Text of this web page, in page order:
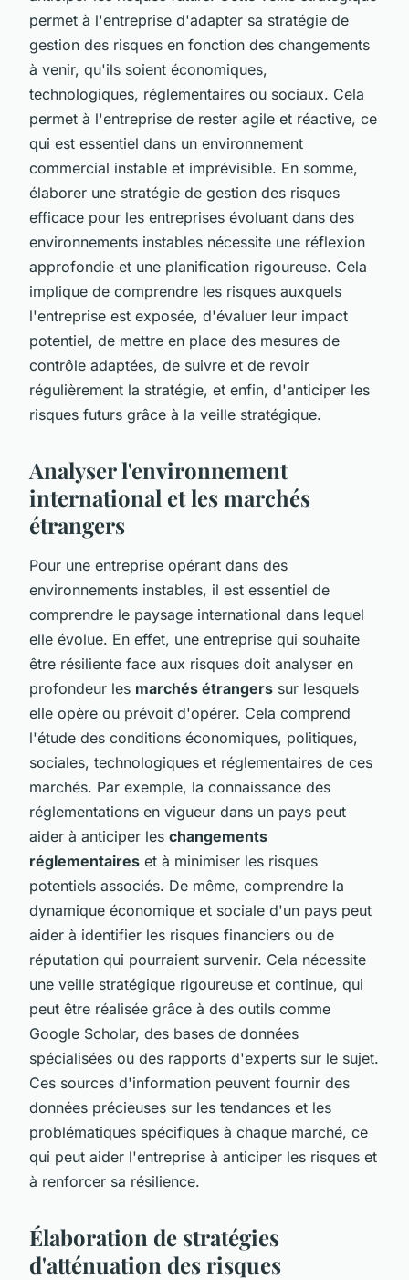
permet à l'entreprise d'adapter sa stratégie de
gestion des risques en fonction des changements
à venir, qu'ils soient économiques,
technologiques, réglementaires ou sociaux. Cela
permet à l'entreprise de rester agile et réactive, ce
qui est essentiel dans un environnement
commercial instable et imprévisible. En somme,
élaborer une stratégie de gestion des risques
efficace pour les entreprises évoluant dans des
environnements instables nécessite une réflexion
approfondie et une planification rigoureuse. Cela
implique de comprendre les risques auxquels
l'entreprise est exposée, d'évaluer leur impact
potentiel, de mettre en place des mesures de
contrôle adaptées, de suivre et de revoir
régulièrement la stratégie, et enfin, d'anticiper les
risques futurs grâce à la veille stratégique.
Analyser l'environnement
international et les marchés
étrangers
Pour une entreprise opérant dans des
environnements instables, il est essentiel de
comprendre le paysage international dans lequel
elle évolue. En effet, une entreprise qui souhaite
être résiliente face aux risques doit analyser en
profondeur les marchés étrangers sur lesquels
elle opère ou prévoit d'opérer. Cela comprend
l'étude des conditions économiques, politiques,
sociales, technologiques et réglementaires de ces
marchés. Par exemple, la connaissance des
réglementations en vigueur dans un pays peut
aider à anticiper les changements
réglementaires et à minimiser les risques
potentiels associés. De même, comprendre la
dynamique économique et sociale d'un pays peut
aider à identifier les risques financiers ou de
réputation qui pourraient survenir. Cela nécessite
une veille stratégique rigoureuse et continue, qui
peut être réalisée grâce à des outils comme
Google Scholar, des bases de données
spécialisées ou des rapports d'experts sur le sujet.
Ces sources d'information peuvent fournir des
données précieuses sur les tendances et les
problématiques spécifiques à chaque marché, ce
qui peut aider l'entreprise à anticiper les risques et
à renforcer sa résilience.
Élaboration de stratégies
d'atténuation des risques